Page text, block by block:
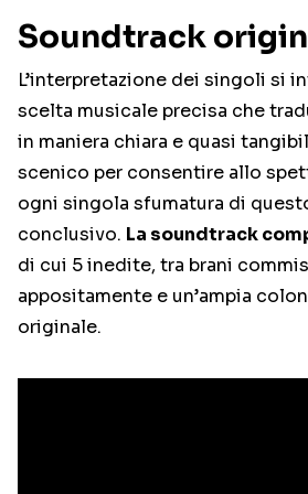
Soundtrack
L’interpretazione dei singoli si
scelta musicale precisa che
in maniera chiara e quasi
scenico per consentire allo
ogni singola sfumatura di
conclusivo. La soundtrack
di cui 5 inedite, tra brani
appositamente e un’ampia
originale.